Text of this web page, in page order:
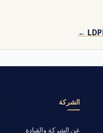
الشركة
عن الشركة والقيادة